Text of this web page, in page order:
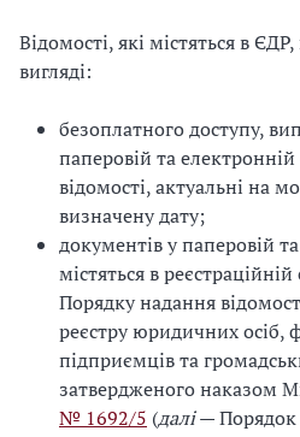
Відомості, які містяться в
вигляді:
безоплатного доступу,
паперовій та
відомості, актуальні на
визначену дату;
документів у паперовій
містяться в
Порядку надання
реєстру юридичних осіб,
підприємців та
затвердженого наказом
№ 1692/5 (далі—